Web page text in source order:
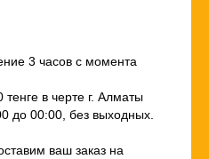
3 часов с момента
в черте г. Алматы
до 00:00, без выходных.
ваш заказ на